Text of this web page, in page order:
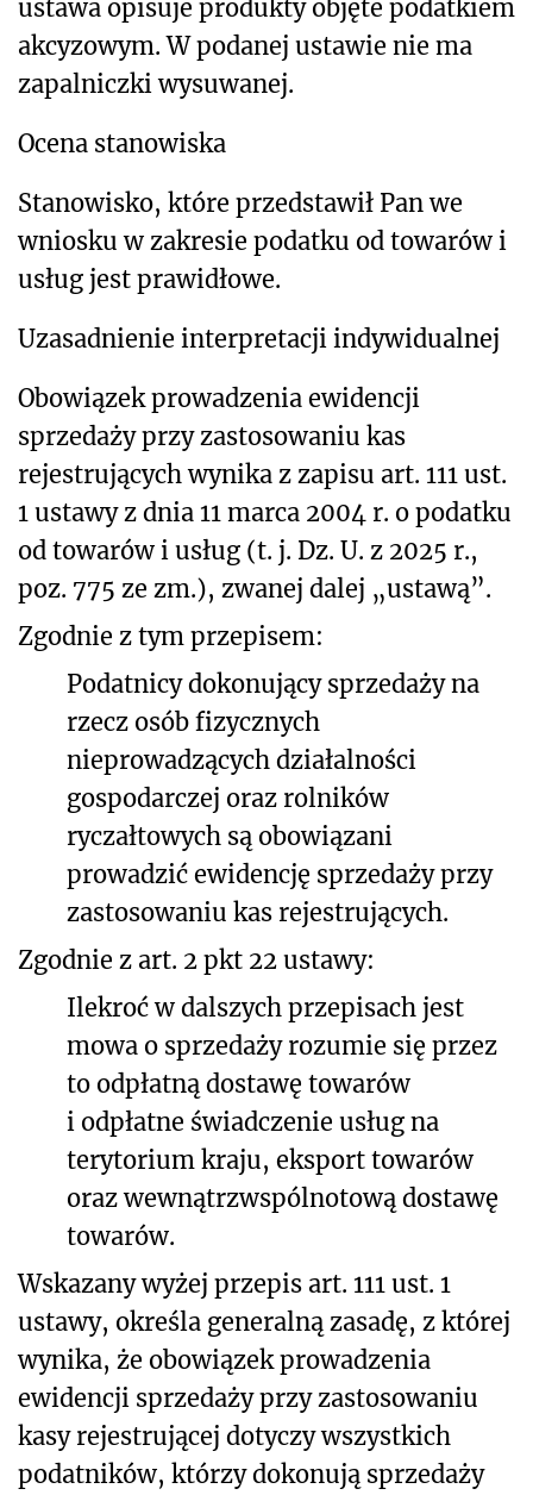
ustawa opisuje produkty objęte podatkiem
akcyzowym. W podanej ustawie nie ma
zapalniczki wysuwanej.
Ocena stanowiska
Stanowisko, które przedstawił Pan we
wniosku w zakresie podatku od towarów i
usług jest prawidłowe.
Uzasadnienie interpretacji indywidualnej
Obowiązek prowadzenia ewidencji
sprzedaży przy zastosowaniu kas
rejestrujących wynika z zapisu art. 111 ust.
1 ustawy z dnia 11 marca 2004 r. o podatku
od towarów i usług (t. j. Dz. U. z 2025 r.,
poz. 775 ze zm.), zwanej dalej „ustawą”.
Zgodnie z tym przepisem:
Podatnicy dokonujący sprzedaży na
rzecz osób fizycznych
nieprowadzących działalności
gospodarczej oraz rolników
ryczałtowych są obowiązani
prowadzić ewidencję sprzedaży przy
zastosowaniu kas rejestrujących.
Zgodnie z art. 2 pkt 22 ustawy:
Ilekroć w dalszych przepisach jest
mowa o sprzedaży rozumie się przez
to odpłatną dostawę towarów
i odpłatne świadczenie usług na
terytorium kraju, eksport towarów
oraz wewnątrzwspólnotową dostawę
towarów.
Wskazany wyżej przepis art. 111 ust. 1
ustawy, określa generalną zasadę, z której
wynika, że obowiązek prowadzenia
ewidencji sprzedaży przy zastosowaniu
kasy rejestrującej dotyczy wszystkich
podatników, którzy dokonują sprzedaży